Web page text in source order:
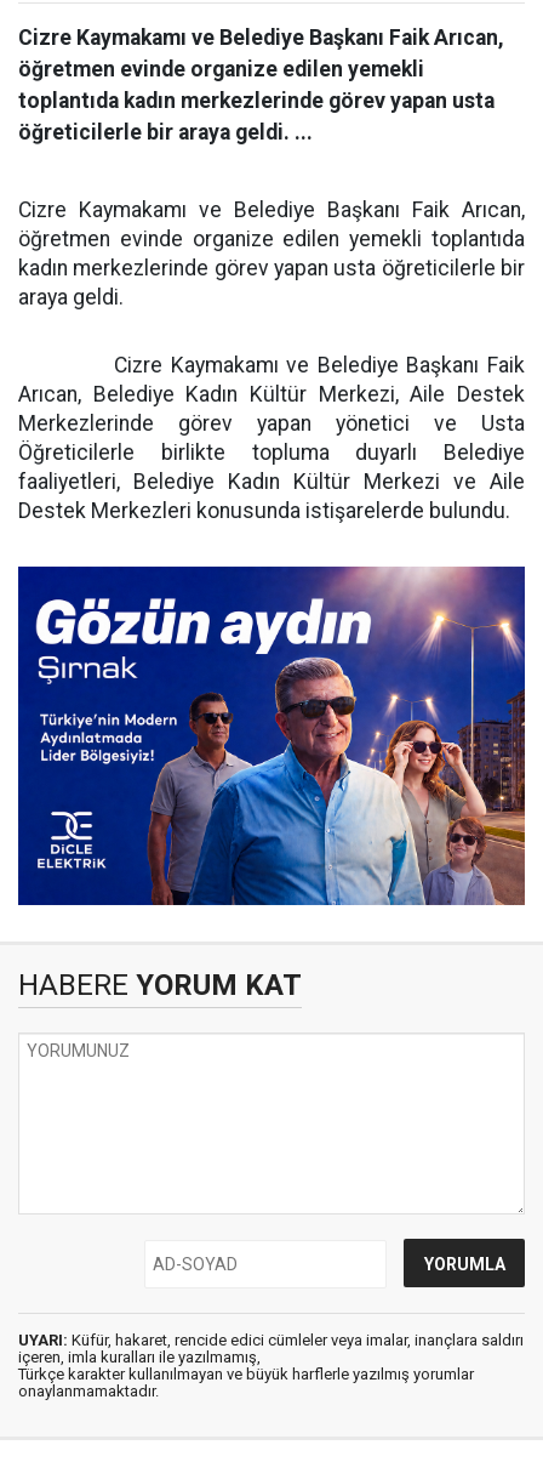
Cizre Kaymakamı ve Belediye Başkanı Faik Arıcan,
öğretmen evinde organize edilen yemekli
toplantıda kadın merkezlerinde görev yapan usta
öğreticilerle bir araya geldi. ...
Cizre Kaymakamı ve Belediye Başkanı Faik Arıcan,
öğretmen evinde organize edilen yemekli toplantıda
kadın merkezlerinde görev yapan usta öğreticilerle bir
araya geldi.
Cizre Kaymakamı ve Belediye Başkanı Faik
Arıcan, Belediye Kadın Kültür Merkezi, Aile Destek
Merkezlerinde görev yapan yönetici ve Usta
Öğreticilerle birlikte topluma duyarlı Belediye
faaliyetleri, Belediye Kadın Kültür Merkezi ve Aile
Destek Merkezleri konusunda istişarelerde bulundu.
HABERE YORUM KAT
UYARI: Küfür, hakaret, rencide edici cümleler veya imalar, inançlara saldırı
içeren, imla kuralları ile yazılmamış,
Türkçe karakter kullanılmayan ve büyük harflerle yazılmış yorumlar
onaylanmamaktadır.